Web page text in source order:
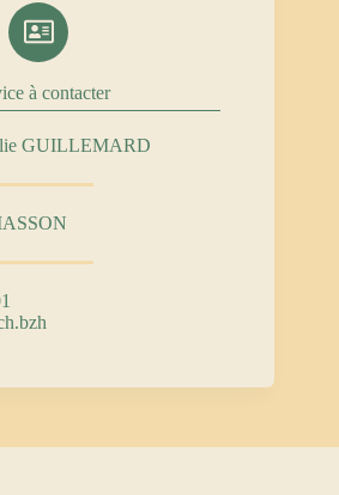
à contacter
GUILLEMARD